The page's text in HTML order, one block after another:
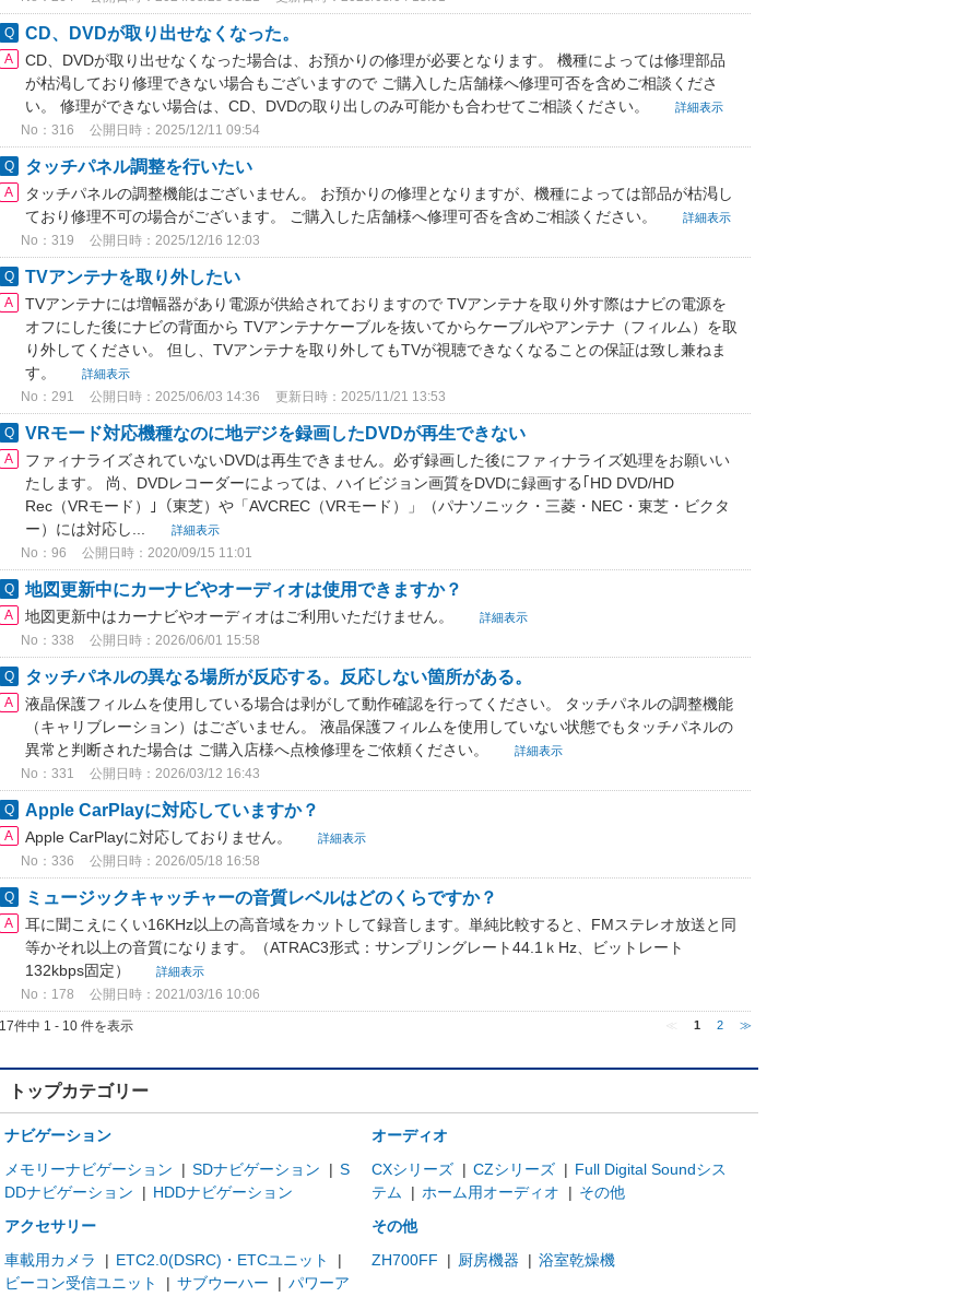
CD、DVDが取り出せなくなった。
CD、DVDが取り出せなくなった場合は、お預かりの修理が必要となります。 機種によっては修理部品
が枯渇しており修理できない場合もございますので ご購入した店舗様へ修理可否を含めご相談くださ
い。 修理ができない場合は、CD、DVDの取り出しのみ可能かも合わせてご相談ください。
詳細表示
No：316 公開日時：2025/12/11 09:54
タッチパネル調整を行いたい
タッチパネルの調整機能はございません。 お預かりの修理となりますが、機種によっては部品が枯渇し
ており修理不可の場合がございます。 ご購入した店舗様へ修理可否を含めご相談ください。
詳細表示
No：319 公開日時：2025/12/16 12:03
TVアンテナを取り外したい
TVアンテナには増幅器があり電源が供給されておりますので TVアンテナを取り外す際はナビの電源を
オフにした後にナビの背面から TVアンテナケーブルを抜いてからケーブルやアンテナ（フィルム）を取
り外してください。 但し、TVアンテナを取り外してもTVが視聴できなくなることの保証は致し兼ねま
す。
詳細表示
No：291 公開日時：2025/06/03 14:36 更新日時：2025/11/21 13:53
VRモード対応機種なのに地デジを録画したDVDが再生できない
ファィナライズされていないDVDは再生できません。必ず録画した後にファィナライズ処理をお願いい
たします。 尚、DVDレコーダーによっては、ハイビジョン画質をDVDに録画する｢HD DVD/HD
Rec（VRモード）｣（東芝）や「AVCREC（VRモード）」（パナソニック・三菱・NEC・東芝・ビクタ
ー）には対応し...
詳細表示
No：96 公開日時：2020/09/15 11:01
地図更新中にカーナビやオーディオは使用できますか？
地図更新中はカーナビやオーディオはご利用いただけません。 詳細表示
No：338 公開日時：2026/06/01 15:58
タッチパネルの異なる場所が反応する。反応しない箇所がある。
液晶保護フィルムを使用している場合は剥がして動作確認を行ってください。 タッチパネルの調整機能
（キャリブレーション）はございません。 液晶保護フィルムを使用していない状態でもタッチパネルの
異常と判断された場合は ご購入店様へ点検修理をご依頼ください。
詳細表示
No：331 公開日時：2026/03/12 16:43
Apple CarPlayに対応していますか？
Apple CarPlayに対応しておりません。 詳細表示
No：336 公開日時：2026/05/18 16:58
ミュージックキャッチャーの音質レベルはどのくらですか？
耳に聞こえにくい16KHz以上の高音域をカットして録音します。単純比較すると、FMステレオ放送と同
等かそれ以上の音質になります。（ATRAC3形式：サンプリングレート44.1ｋHz、ビットレート
132kbps固定）
詳細表示
No：178 公開日時：2021/03/16 10:06
17件中 1 - 10 件を表示 1 2 ≫
トップカテゴリー
ナビゲーション
メモリーナビゲーション
| SDナビゲーション | S
DDナビゲーション
| HDDナビゲーション
オーディオ
CXシリーズ | CZシリーズ | Full Digital Soundシス
テム
| ホーム用オーディオ | その他
アクセサリー
車載用カメラ
| ETC2.0(DSRC)・ETCユニット
|
ビーコン受信ユニット
| サブウーハー | パワーア
その他
ZH700FF
| 厨房機器 | 浴室乾燥機